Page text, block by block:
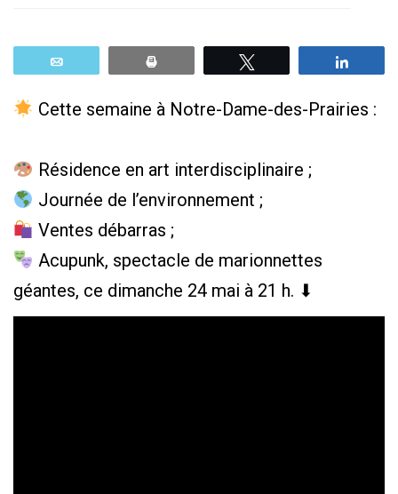
Cette semaine à Notre-Dame-des-Prairies :
Résidence en art interdisciplinaire ;
Journée de l’environnement ;
Ventes débarras ;
Acupunk, spectacle de marionnettes
géantes, ce dimanche 24 mai à 21 h. ⬇